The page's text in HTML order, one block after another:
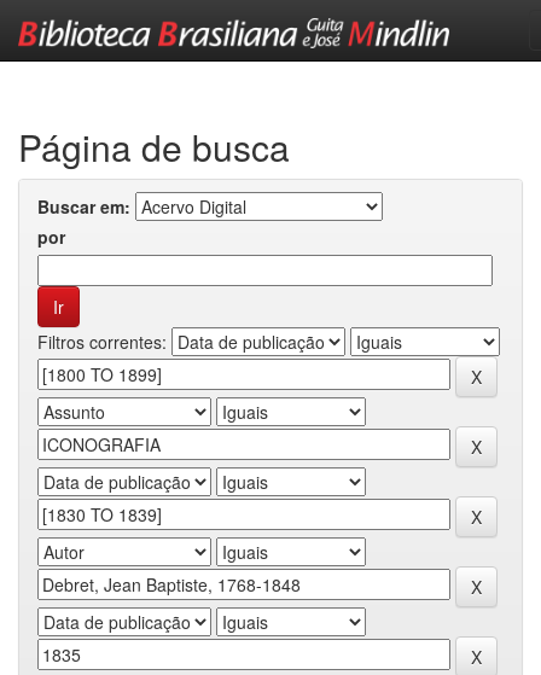
Página de busca
Buscar em:
por
Filtros correntes: